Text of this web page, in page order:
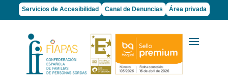
Servicios de Accesibilidad Canal de Denuncias Área privada